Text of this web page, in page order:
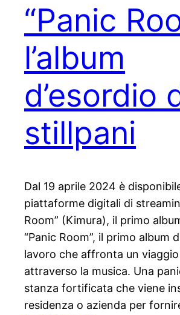
“Panic
l’album
d’esordio
stillpani
Dal 19 aprile 2024 è
piattaforme digitali di
Room” (Kimura), il primo
“Panic Room”, il primo album
lavoro che affronta un
attraverso la musica. Una
stanza fortificata che viene
residenza o azienda per